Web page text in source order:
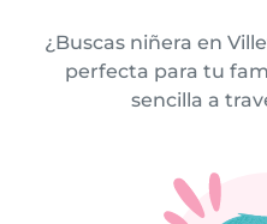
¿Buscas niñera en
perfecta para tu
sencilla a